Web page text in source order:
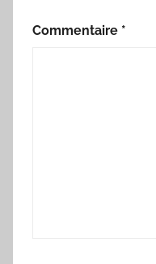
Commentaire *